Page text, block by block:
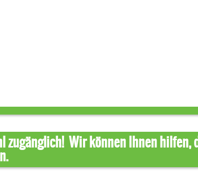
zugänglich! Wir können Ihnen hilfen,